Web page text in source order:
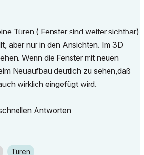
Türen ( Fenster sind weiter sichtbar)
aber nur in den Ansichten. Im 3D
Wenn die Fenster mit neuen
Neuaufbau deutlich zu sehen,daß
wirklich eingefügt wird.
Antworten
Türen